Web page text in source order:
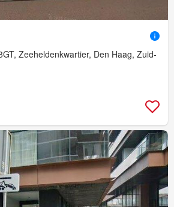
Zeeheldenkwartier, Den Haag, Zuid-